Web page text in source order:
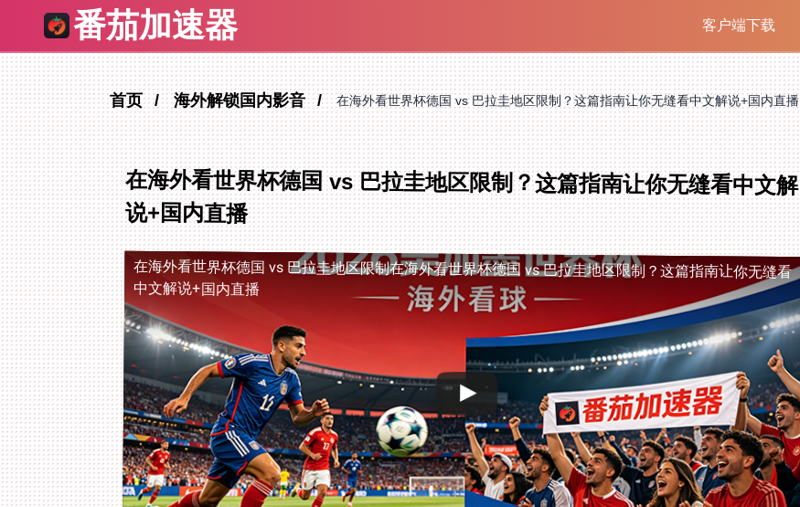
番茄加速器 客户端下载
首页 海外解锁国内影音 在海外看世界杯德国 vs 巴拉圭地区限制？这篇指南让你无缝看中文解说+国内直播
在海外看世界杯德国 vs 巴拉圭地区限制？这篇指南让你无缝看中文解
说+国内直播
在海外看世界杯德国 vs 巴拉圭地区限制在海外看世界杯德国 vs 巴拉圭地区限制？这篇指南让你无缝看
中文解说+国内直播